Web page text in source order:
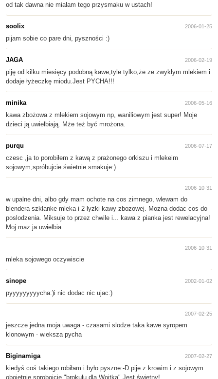
od tak dawna nie miałam tego przysmaku w ustach!
soolix 2006-01-25
pijam sobie co pare dni, pyszności :)
JAGA 2006-02-19
piję od kilku miesięcy podobną kawe,tyle tylko,że ze zwykłym mlekiem i
dodaje łyżeczkę miodu.Jest PYCHA!!!
minika 2006-05-16
kawa zbożowa z mlekiem sojowym np, waniliowym jest super! Moje
dzieci ją uwielbiają. Mże też być mrożona.
purqu 2006-07-17
czesc ,ja to porobiłem z kawą z prażonego orkiszu i mlekeim
sojowym,spróbujcie świetnie smakuje:).
2006-10-31
w upalne dni, albo gdy mam ochote na cos zimnego, wlewam do
blendera szklanke mleka i 2 lyzki kawy zbozowej. Mozna dodac cos do
poslodzenia. Miksuje to przez chwile i... kawa z pianka jest rewelacyjna!
Moj maz ja uwielbia.
2006-10-31
mleka sojowego oczywiscie
sinope 2002-01-02
pyyyyyyyyycha:)i nic dodac nic ujac:)
2007-02-25
jeszcze jedna moja uwaga - czasami slodze taka kawe syropem
klonowym - wieksza pycha
Biginamiga 2007-02-27
kiedyś coś takiego robiłam i było pyszne:-D.pije z krowim i z sojowym
obojetnie.sprobojcie "brokułu dla Wojtka".Jest świetny!